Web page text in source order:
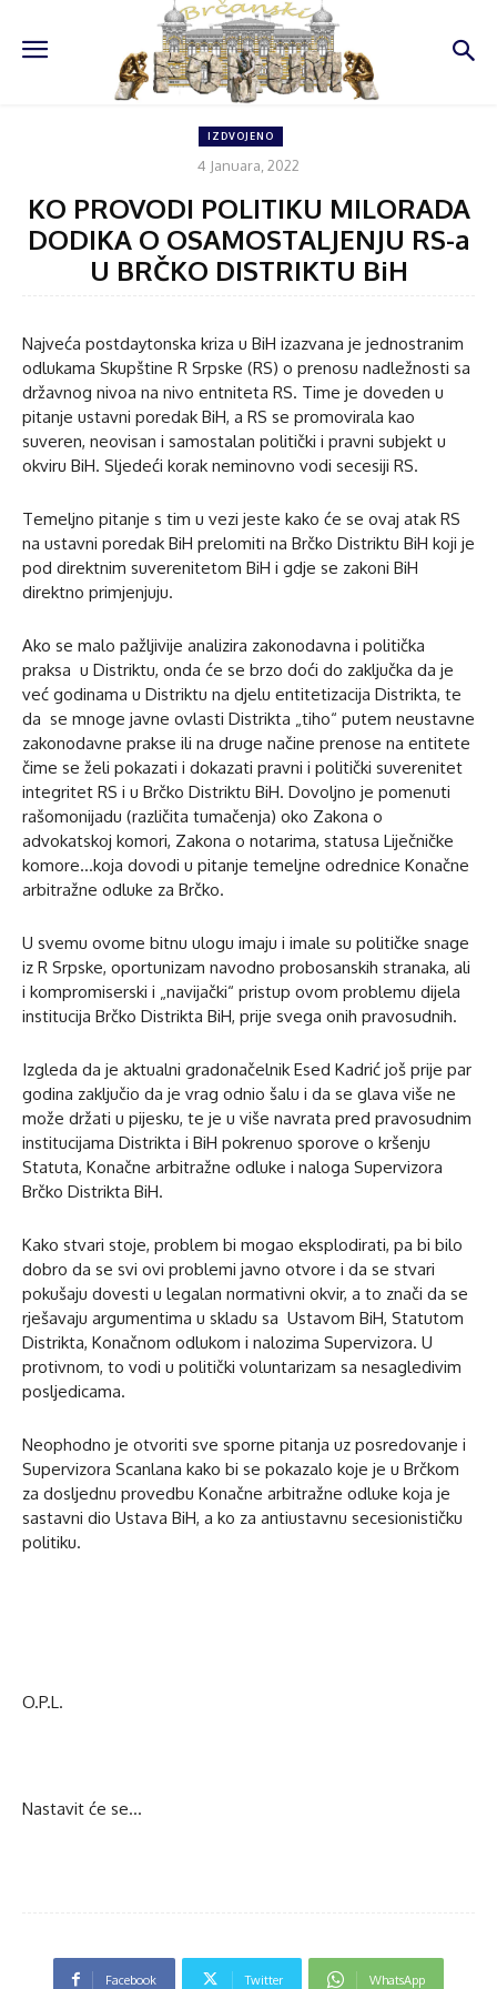
IZDVOJENO
4 Januara, 2022
KO PROVODI POLITIKU MILORADA
DODIKA O OSAMOSTALJENJU RS-a
U BRČKO DISTRIKTU BiH
Najveća postdaytonska kriza u BiH izazvana je jednostranim
odlukama Skupštine R Srpske (RS) o prenosu nadležnosti sa
državnog nivoa na nivo entniteta RS. Time je doveden u
pitanje ustavni poredak BiH, a RS se promovirala kao
suveren, neovisan i samostalan politički i pravni subjekt u
okviru BiH. Sljedeći korak neminovno vodi secesiji RS.
Temeljno pitanje s tim u vezi jeste kako će se ovaj atak RS
na ustavni poredak BiH prelomiti na Brčko Distriktu BiH koji je
pod direktnim suverenitetom BiH i gdje se zakoni BiH
direktno primjenjuju.
Ako se malo pažljivije analizira zakonodavna i politička
praksa u Distriktu, onda će se brzo doći do zaključka da je
već godinama u Distriktu na djelu entitetizacija Distrikta, te
da se mnoge javne ovlasti Distrikta „tiho“ putem neustavne
zakonodavne prakse ili na druge načine prenose na entitete
čime se želi pokazati i dokazati pravni i politički suverenitet
integritet RS i u Brčko Distriktu BiH. Dovoljno je pomenuti
rašomonijadu (različita tumačenja) oko Zakona o
advokatskoj komori, Zakona o notarima, statusa Liječničke
komore…koja dovodi u pitanje temeljne odrednice Konačne
arbitražne odluke za Brčko.
U svemu ovome bitnu ulogu imaju i imale su političke snage
iz R Srpske, oportunizam navodno probosanskih stranaka, ali
i kompromiserski i „navijački“ pristup ovom problemu dijela
institucija Brčko Distrikta BiH, prije svega onih pravosudnih.
Izgleda da je aktualni gradonačelnik Esed Kadrić još prije par
godina zaključio da je vrag odnio šalu i da se glava više ne
može držati u pijesku, te je u više navrata pred pravosudnim
institucijama Distrikta i BiH pokrenuo sporove o kršenju
Statuta, Konačne arbitražne odluke i naloga Supervizora
Brčko Distrikta BiH.
Kako stvari stoje, problem bi mogao eksplodirati, pa bi bilo
dobro da se svi ovi problemi javno otvore i da se stvari
pokušaju dovesti u legalan normativni okvir, a to znači da se
rješavaju argumentima u skladu sa Ustavom BiH, Statutom
Distrikta, Konačnom odlukom i nalozima Supervizora. U
protivnom, to vodi u politički voluntarizam sa nesagledivim
posljedicama.
Neophodno je otvoriti sve sporne pitanja uz posredovanje i
Supervizora Scanlana kako bi se pokazalo koje je u Brčkom
za dosljednu provedbu Konačne arbitražne odluke koja je
sastavni dio Ustava BiH, a ko za antiustavnu secesionističku
politiku.
O.P.L.
Nastavit će se…
Facebook Twitter WhatsApp